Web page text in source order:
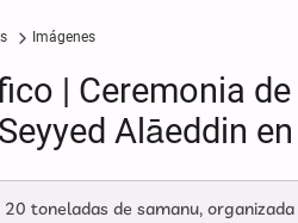
Imágenes
| Ceremonia
Alāeddin
toneladas de samanu,